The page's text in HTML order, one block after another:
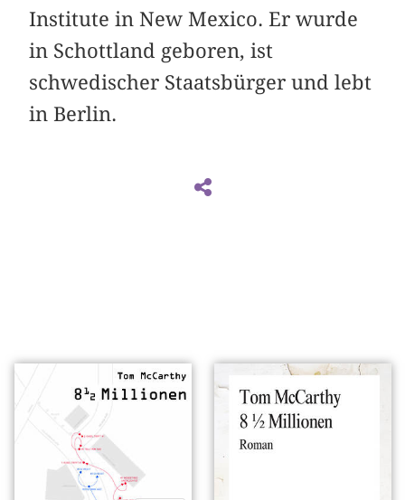
Institute in New Mexico. Er wurde
in Schottland geboren, ist
schwedischer Staatsbürger und lebt
in Berlin.